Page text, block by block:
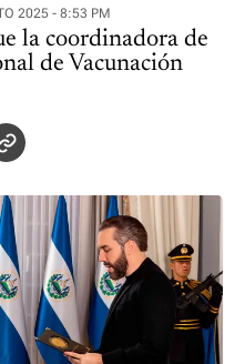
2025 - 8:53 PM
la coordinadora de
de Vacunación